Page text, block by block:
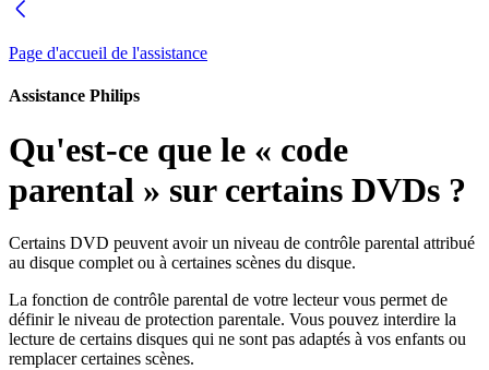
Page d'accueil de l'assistance
Assistance Philips
Qu'est-ce que le « code
parental » sur certains DVDs ?
Certains DVD peuvent avoir un niveau de contrôle parental attribué
au disque complet ou à certaines scènes du disque.
La fonction de contrôle parental de votre lecteur vous permet de
définir le niveau de protection parentale. Vous pouvez interdire la
lecture de certains disques qui ne sont pas adaptés à vos enfants ou
remplacer certaines scènes.